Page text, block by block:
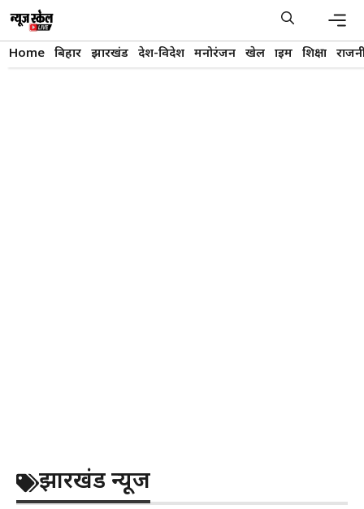
content
Home बिहार झारखंड देश-विदेश मनोरंजन खेल क्राइम शिक्षा
झारखंड न्यूज